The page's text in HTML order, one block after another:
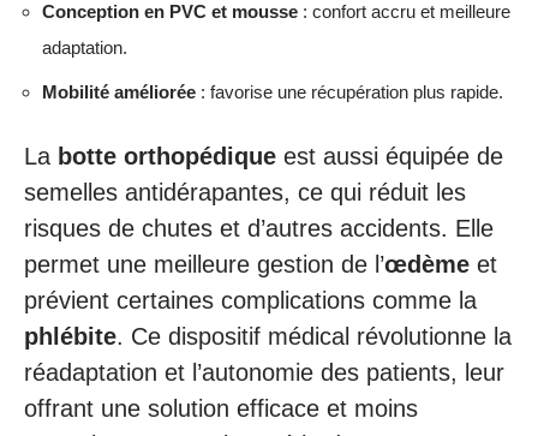
Conception en PVC et mousse : confort accru et meilleure
adaptation.
Mobilité améliorée : favorise une récupération plus rapide.
La botte orthopédique est aussi équipée de
semelles antidérapantes, ce qui réduit les
risques de chutes et d’autres accidents. Elle
permet une meilleure gestion de l’œdème et
prévient certaines complications comme la
phlébite. Ce dispositif médical révolutionne la
réadaptation et l’autonomie des patients, leur
offrant une solution efficace et moins